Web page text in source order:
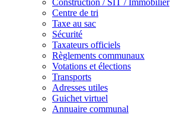
Construction / SIT / Immobilier
Centre de tri
Taxe au sac
Sécurité
Taxateurs officiels
Règlements communaux
Votations et élections
Transports
Adresses utiles
Guichet virtuel
Annuaire communal